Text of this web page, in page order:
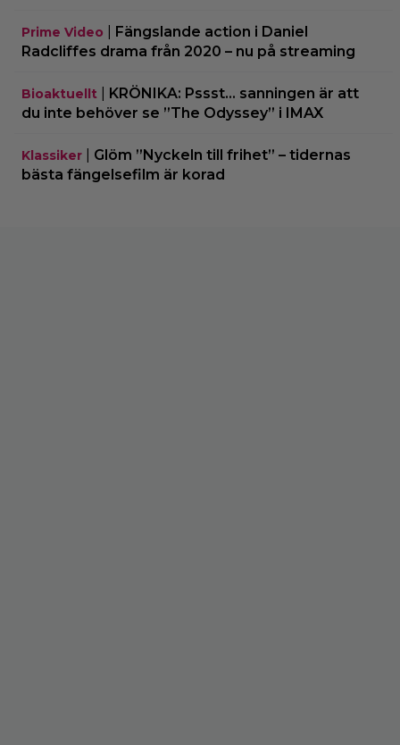
Prime Video
Fängslande action i Daniel
Radcliffes drama från 2020 – nu på streaming
Bioaktuellt
KRÖNIKA: Pssst… sanningen är att
du inte behöver se ”The Odyssey” i IMAX
Klassiker
Glöm ”Nyckeln till frihet” – tidernas
bästa fängelsefilm är korad